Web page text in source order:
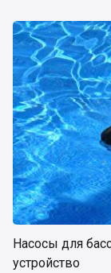
Насосы для
устройство